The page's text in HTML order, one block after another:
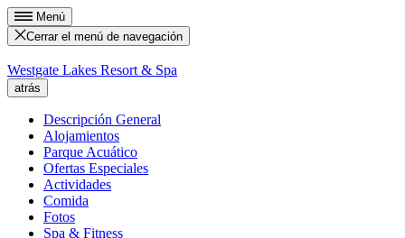
Menú
Cerrar el menú de navegación
Westgate Lakes Resort & Spa
atrás
Descripción General
Alojamientos
Parque Acuático
Ofertas Especiales
Actividades
Comida
Fotos
Spa & Fitness